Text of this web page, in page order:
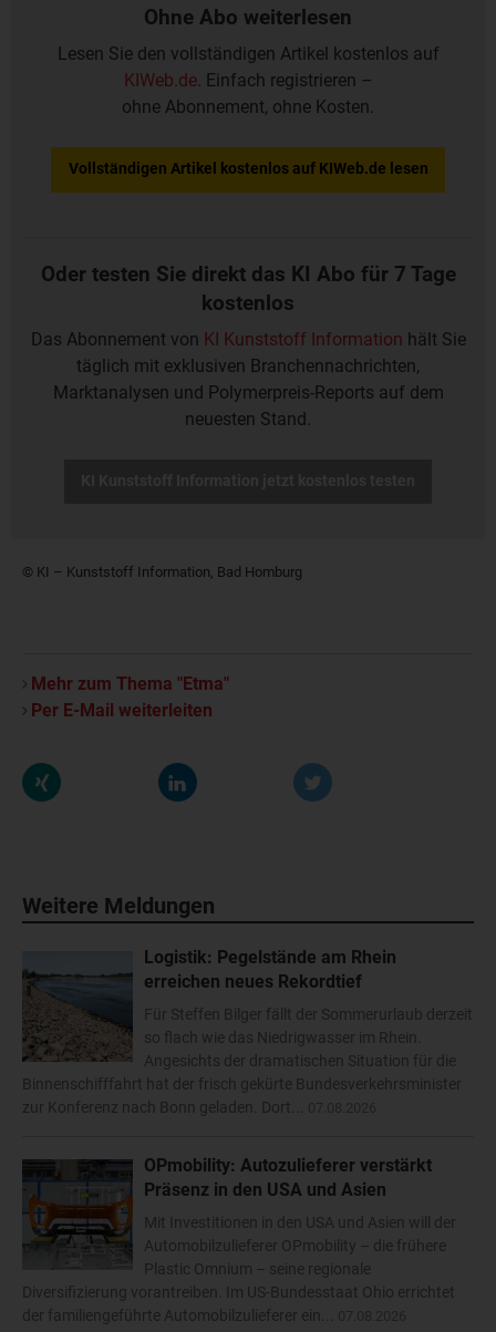
Ohne Abo weiterlesen
Lesen Sie den vollständigen Artikel kostenlos auf
KIWeb.de. Einfach registrieren –
ohne Abonnement, ohne Kosten.
Vollständigen Artikel kostenlos auf KIWeb.de lesen
Oder testen Sie direkt das KI Abo für 7 Tage
kostenlos
Das Abonnement von KI Kunststoff Information hält Sie
täglich mit exklusiven Branchennachrichten,
Marktanalysen und Polymerpreis-Reports auf dem
neuesten Stand.
© KI – Kunststoff Information, Bad Homburg
Mehr zum Thema "Etma"
Per E-Mail weiterleiten
Weitere Meldungen
Logistik: Pegelstände am Rhein
erreichen neues Rekordtief
Für Steffen Bilger fällt der Sommerurlaub derzeit
so flach wie das Niedrigwasser im Rhein.
Angesichts der dramatischen Situation für die
Binnenschifffahrt hat der frisch gekürte Bundesverkehrsminister
zur Konferenz nach Bonn geladen. Dort...
OPmobility: Autozulieferer verstärkt
Präsenz in den USA und Asien
Mit Investitionen in den USA und Asien will der
Automobilzulieferer OPmobility – die frühere
Plastic Omnium – seine regionale
Diversifizierung vorantreiben. Im US-Bundesstaat Ohio errichtet
der familiengeführte Automobilzulieferer ein...